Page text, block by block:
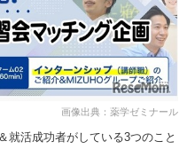
画像出典：薬学ゼミナール
就活成功者がしている3つのこと